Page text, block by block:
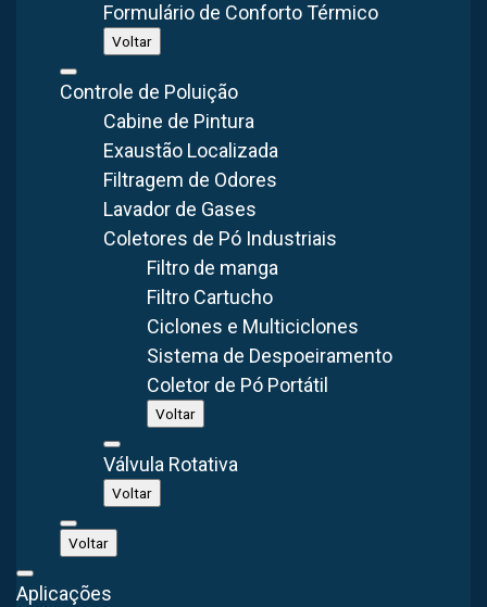
Formulário de Conforto Térmico
Voltar
Controle de Poluição
Cabine de Pintura
Exaustão Localizada
Filtragem de Odores
Lavador de Gases
Coletores de Pó Industriais
Filtro de manga
Filtro Cartucho
Ciclones e Multiciclones
Sistema de Despoeiramento
Coletor de Pó Portátil
Voltar
Válvula Rotativa
Voltar
Voltar
Aplicações
SAIBA MAIS
Man Cooler Axial Ventilador/Exaustor VA103-W-MAN
(1000mm / 100cm)
SAIBA MAIS
Man Cooler Axial Ventilador/Exaustor VA93-MAN